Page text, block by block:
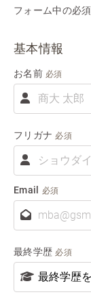
フォーム中の必
基本情報
お名前 必須
名
フリガナ 必須
リ
ナ
Email 必須
最終学歴 必須